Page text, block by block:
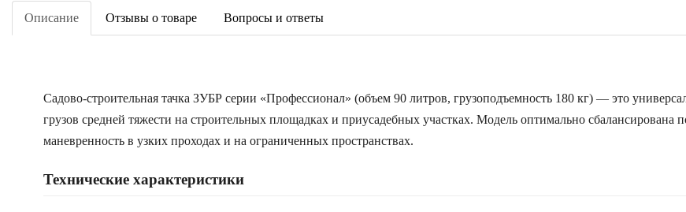
Описание Отзывы о товаре Вопросы и ответы
Садово-строительная тачка ЗУБР серии «Профессионал» (объем 90 литров, грузоподъемность 180 кг) — это
грузов средней тяжести на строительных площадках и приусадебных участках. Модель оптимально сбалансирована
маневренность в узких проходах и на ограниченных пространствах.
Технические характеристики